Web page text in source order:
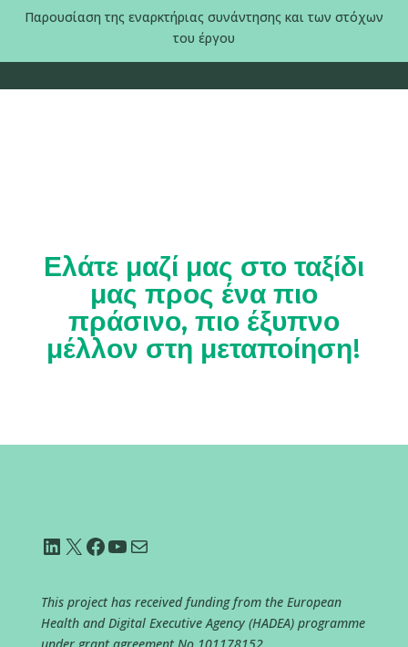
Παρουσίαση της εναρκτήριας συνάντησης και των στόχων
του έργου
Ελάτε μαζί μας στο ταξίδι
μας προς ένα πιο
πράσινο, πιο έξυπνο
μέλλον στη μεταποίηση!
Linkedin
X Facebook
YouTube
Mail
This project has received funding from the European
Health and Digital Executive Agency (HADEA) programme